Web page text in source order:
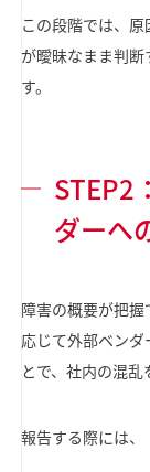
この段階では、
が曖昧なまま判
す。
STEP2
ダーへ
障害の概要が把
応じて外部ベン
とで、社内の混乱
報告する際には、